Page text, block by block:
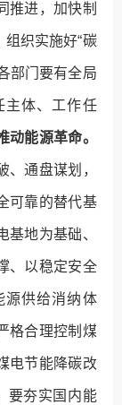
推进，加快制
织实施好“碳
部门要有全局
主体、工作任
动能源革命。
通盘谋划，
可靠的替代基
地为基础、
、以稳定安全
源供给消纳体
格合理控制煤
电节能降碳改
要夯实国内能